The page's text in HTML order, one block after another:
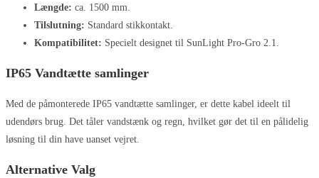
hjemmeside
Længde: ca. 1500 mm.
Tilslutning: Standard stikkontakt.
Kompatibilitet: Specielt designet til SunLight Pro-Gro 2.1.
IP65 Vandtætte samlinger
Med de påmonterede IP65 vandtætte samlinger, er dette kabel ideelt til
udendørs brug. Det tåler vandstænk og regn, hvilket gør det til en pålidelig
løsning til din have uanset vejret.
Alternative Valg